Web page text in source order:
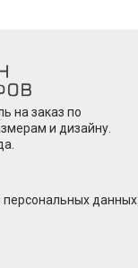
на заказ по
и дизайну.
персональных данных